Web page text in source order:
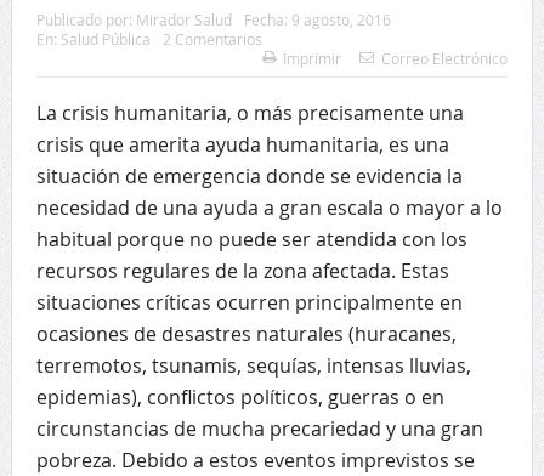
Publicado por: Mirador Salud Fecha: 9 agosto, 2016
En: Salud Pública
2 Comentarios
Imprimir
Correo Electrónico
La crisis humanitaria, o más precisamente una
crisis que amerita ayuda humanitaria, es una
situación de emergencia donde se evidencia la
necesidad de una ayuda a gran escala o mayor a lo
habitual porque no puede ser atendida con los
recursos regulares de la zona afectada. Estas
situaciones críticas ocurren principalmente en
ocasiones de desastres naturales (huracanes,
terremotos, tsunamis, sequías, intensas lluvias,
epidemias), conflictos políticos, guerras o en
circunstancias de mucha precariedad y una gran
pobreza. Debido a estos eventos imprevistos se